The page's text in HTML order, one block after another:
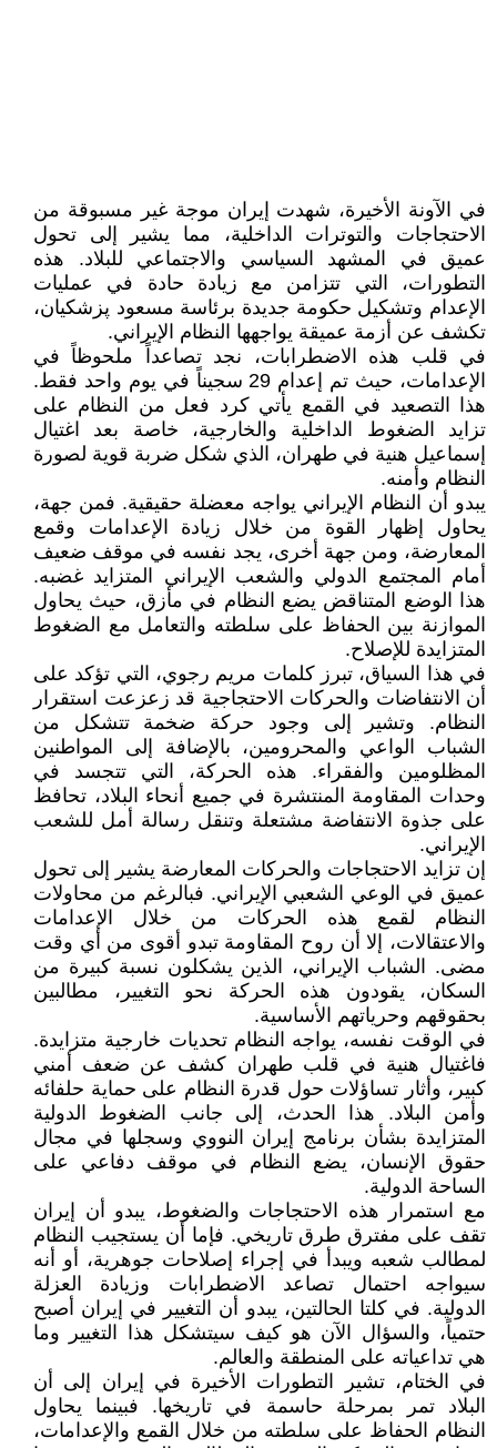
في الآونة الأخيرة، شهدت إيران موجة غير مسبوقة من
الاحتجاجات والتوترات الداخلية، مما يشير إلى تحول
عميق في المشهد السياسي والاجتماعي للبلاد. هذه
التطورات، التي تتزامن مع زيادة حادة في عمليات
الإعدام وتشكيل حكومة جديدة برئاسة مسعود پزشکیان،
تكشف عن أزمة عميقة يواجهها النظام الإيراني.
في قلب هذه الاضطرابات، نجد تصاعداً ملحوظاً في
الإعدامات، حيث تم إعدام 29 سجيناً في يوم واحد فقط.
هذا التصعيد في القمع يأتي كرد فعل من النظام على
تزايد الضغوط الداخلية والخارجية، خاصة بعد اغتيال
إسماعيل هنية في طهران، الذي شكل ضربة قوية لصورة
النظام وأمنه.
يبدو أن النظام الإيراني يواجه معضلة حقيقية. فمن جهة،
يحاول إظهار القوة من خلال زيادة الإعدامات وقمع
المعارضة، ومن جهة أخرى، يجد نفسه في موقف ضعيف
أمام المجتمع الدولي والشعب الإيراني المتزايد غضبه.
هذا الوضع المتناقض يضع النظام في مأزق، حيث يحاول
الموازنة بين الحفاظ على سلطته والتعامل مع الضغوط
المتزايدة للإصلاح.
في هذا السياق، تبرز كلمات مريم رجوي، التي تؤكد على
أن الانتفاضات والحركات الاحتجاجية قد زعزعت استقرار
النظام. وتشير إلى وجود حركة ضخمة تتشكل من
الشباب الواعي والمحرومين، بالإضافة إلى المواطنين
المظلومين والفقراء. هذه الحركة، التي تتجسد في
وحدات المقاومة المنتشرة في جميع أنحاء البلاد، تحافظ
على جذوة الانتفاضة مشتعلة وتنقل رسالة أمل للشعب
الإيراني.
إن تزايد الاحتجاجات والحركات المعارضة يشير إلى تحول
عميق في الوعي الشعبي الإيراني. فبالرغم من محاولات
النظام لقمع هذه الحركات من خلال الإعدامات
والاعتقالات، إلا أن روح المقاومة تبدو أقوى من أي وقت
مضى. الشباب الإيراني، الذين يشكلون نسبة كبيرة من
السكان، يقودون هذه الحركة نحو التغيير، مطالبين
بحقوقهم وحرياتهم الأساسية.
في الوقت نفسه، يواجه النظام تحديات خارجية متزايدة.
فاغتيال هنية في قلب طهران كشف عن ضعف أمني
كبير، وأثار تساؤلات حول قدرة النظام على حماية حلفائه
وأمن البلاد. هذا الحدث، إلى جانب الضغوط الدولية
المتزايدة بشأن برنامج إيران النووي وسجلها في مجال
حقوق الإنسان، يضع النظام في موقف دفاعي على
الساحة الدولية.
مع استمرار هذه الاحتجاجات والضغوط، يبدو أن إيران
تقف على مفترق طرق تاريخي. فإما أن يستجيب النظام
لمطالب شعبه ويبدأ في إجراء إصلاحات جوهرية، أو أنه
سيواجه احتمال تصاعد الاضطرابات وزيادة العزلة
الدولية. في كلتا الحالتين، يبدو أن التغيير في إيران أصبح
حتمياً، والسؤال الآن هو كيف سيتشكل هذا التغيير وما
هي تداعياته على المنطقة والعالم.
في الختام، تشير التطورات الأخيرة في إيران إلى أن
البلاد تمر بمرحلة حاسمة في تاريخها. فبينما يحاول
النظام الحفاظ على سلطته من خلال القمع والإعدامات،